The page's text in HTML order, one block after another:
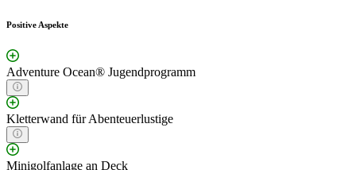
Positive Aspekte
Adventure Ocean® Jugendprogramm
Kletterwand für Abenteuerlustige
Minigolfanlage an Deck